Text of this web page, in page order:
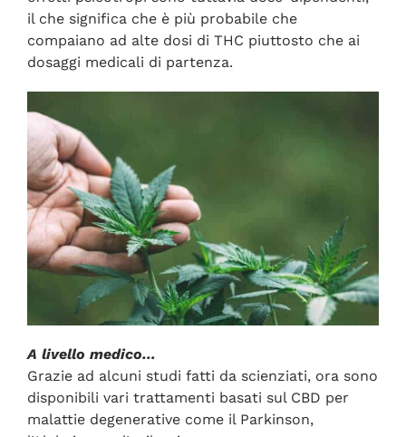
il che significa che è più probabile che
compaiano ad alte dosi di THC piuttosto che ai
dosaggi medicali di partenza.
A livello medico…
Grazie ad alcuni studi fatti da scienziati, ora sono
disponibili vari trattamenti basati sul CBD per
malattie degenerative come il Parkinson,